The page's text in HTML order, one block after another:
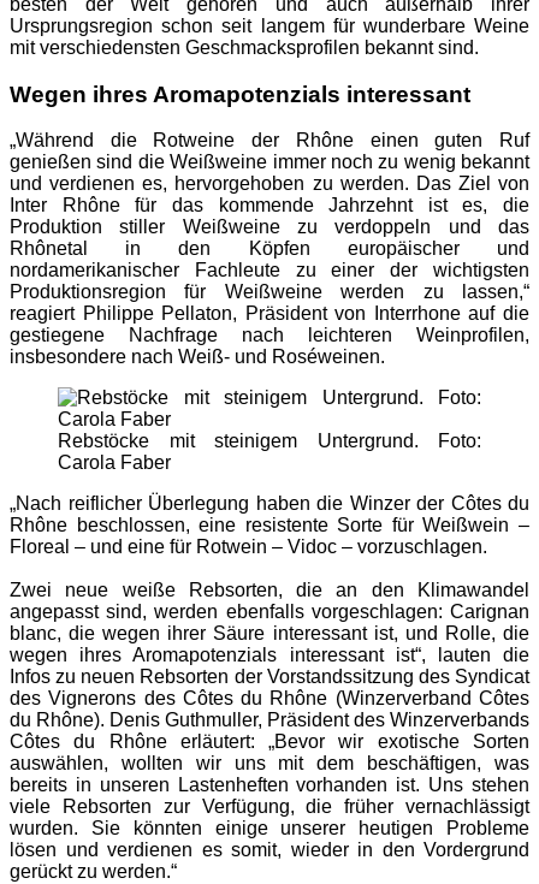
Ursprungsregion schon seit langem für wunderbare Weine
mit verschiedensten Geschmacksprofilen bekannt sind.
Wegen ihres Aromapotenzials interessant
„Während die Rotweine der Rhône einen guten Ruf
genießen sind die Weißweine immer noch zu wenig bekannt
und verdienen es, hervorgehoben zu werden. Das Ziel von
Inter Rhône für das kommende Jahrzehnt ist es, die
Produktion stiller Weißweine zu verdoppeln und das
Rhônetal in den Köpfen europäischer und
nordamerikanischer Fachleute zu einer der wichtigsten
Produktionsregion für Weißweine werden zu lassen,“
reagiert Philippe Pellaton, Präsident von Interrhone auf die
gestiegene Nachfrage nach leichteren Weinprofilen,
insbesondere nach Weiß- und Roséweinen.
Rebstöcke mit steinigem Untergrund. Foto:
Carola Faber
„Nach reiflicher Überlegung haben die Winzer der Côtes du
Rhône beschlossen, eine resistente Sorte für Weißwein –
Floreal – und eine für Rotwein – Vidoc – vorzuschlagen.
Zwei neue weiße Rebsorten, die an den Klimawandel
angepasst sind, werden ebenfalls vorgeschlagen: Carignan
blanc, die wegen ihrer Säure interessant ist, und Rolle, die
wegen ihres Aromapotenzials interessant ist“, lauten die
Infos zu neuen Rebsorten der Vorstandssitzung des Syndicat
des Vignerons des Côtes du Rhône (Winzerverband Côtes
du Rhône). Denis Guthmuller, Präsident des Winzerverbands
Côtes du Rhône erläutert: „Bevor wir exotische Sorten
auswählen, wollten wir uns mit dem beschäftigen, was
bereits in unseren Lastenheften vorhanden ist. Uns stehen
viele Rebsorten zur Verfügung, die früher vernachlässigt
wurden. Sie könnten einige unserer heutigen Probleme
lösen und verdienen es somit, wieder in den Vordergrund
gerückt zu werden.“